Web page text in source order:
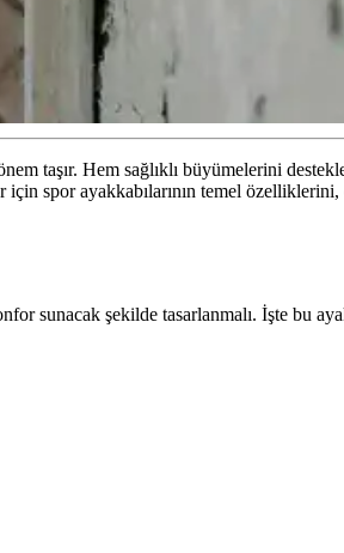
taşır. Hem sağlıklı büyümelerini
spor ayakkabılarının temel
sunacak şekilde tasarlanmalı. İşte bu